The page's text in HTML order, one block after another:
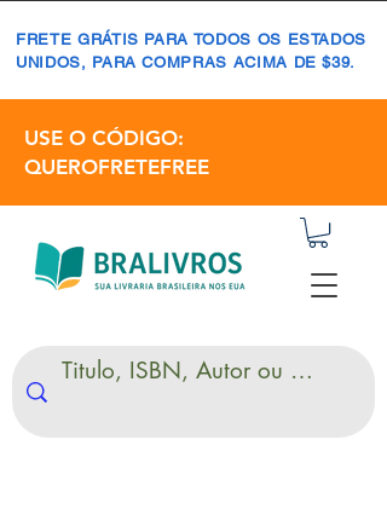
FRETE GRÁTIS PARA TODOS OS ESTADOS
UNIDOS, PARA COMPRAS ACIMA DE $39.
USE O CÓDIGO:
QUEROFRETEFREE